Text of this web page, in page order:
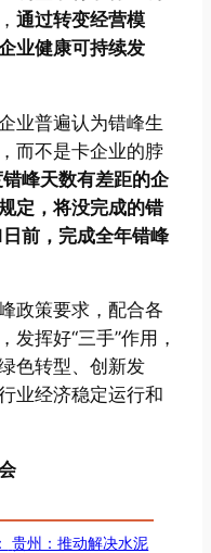
通过转变经营模
业健康可持续发
业普遍认为错峰生
而不是卡企业的脖
峰天数有差距的企
定，将没完成的错
前，完成全年错峰
政策要求，配合各
发挥好“三手”作用，
色转型、创新发
业经济稳定运行和
贵州：推动解决水泥